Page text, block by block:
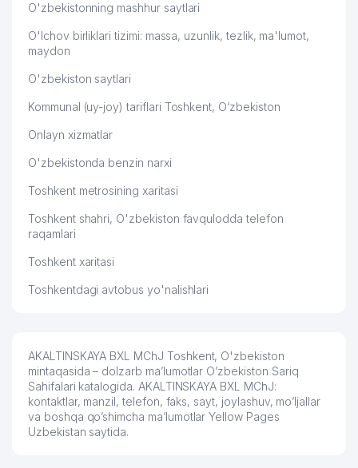
O'zbekistonning mashhur saytlari
O'lchov birliklari tizimi: massa, uzunlik, tezlik, ma'lumot,
maydon
O'zbekiston saytlari
Kommunal (uy-joy) tariflari Toshkent, O‘zbekiston
Onlayn xizmatlar
O'zbekistonda benzin narxi
Toshkent metrosining xaritasi
Toshkent shahri, O'zbekiston favqulodda telefon
raqamlari
Toshkent xaritasi
Toshkentdagi avtobus yo'nalishlari
AKALTINSKAYA BXL MChJ Toshkent, O'zbekiston
mintaqasida – dolzarb ma’lumotlar O’zbekiston Sariq
Sahifalari katalogida. AKALTINSKAYA BXL MChJ:
kontaktlar, manzil, telefon, faks, sayt, joylashuv, mo’ljallar
va boshqa qo’shimcha ma’lumotlar Yellow Pages
Uzbekistan saytida.